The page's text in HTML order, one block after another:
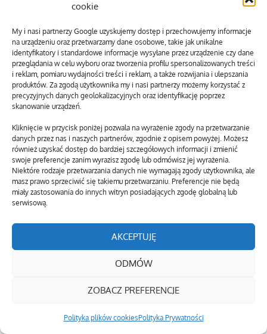
cookie
My i nasi partnerzy Google uzyskujemy dostęp i przechowujemy informacje
na urządzeniu oraz przetwarzamy dane osobowe, takie jak unikalne
identyfikatory i standardowe informacje wysyłane przez urządzenie czy dane
przeglądania w celu wyboru oraz tworzenia profilu spersonalizowanych treści
i reklam, pomiaru wydajności treści i reklam, a także rozwijania i ulepszania
produktów. Za zgodą użytkownika my i nasi partnerzy możemy korzystać z
precyzyjnych danych geolokalizacyjnych oraz identyfikację poprzez
skanowanie urządzeń.
Kliknięcie w przycisk poniżej pozwala na wyrażenie zgody na przetwarzanie
danych przez nas i naszych partnerów, zgodnie z opisem powyżej. Możesz
również uzyskać dostęp do bardziej szczegółowych informacji i zmienić
swoje preferencje zanim wyrazisz zgodę lub odmówisz jej wyrażenia.
Niektóre rodzaje przetwarzania danych nie wymagają zgody użytkownika, ale
masz prawo sprzeciwić się takiemu przetwarzaniu. Preferencje nie będą
miały zastosowania do innych witryn posiadających zgodę globalną lub
serwisową.
AKCEPTUJĘ
ODMÓW
ZOBACZ PREFERENCJE
Polityka plików cookiesPolityka Prywatności